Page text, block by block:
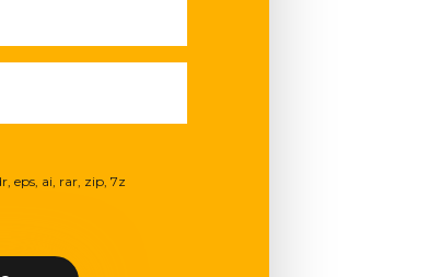
eps, ai, rar, zip, 7z